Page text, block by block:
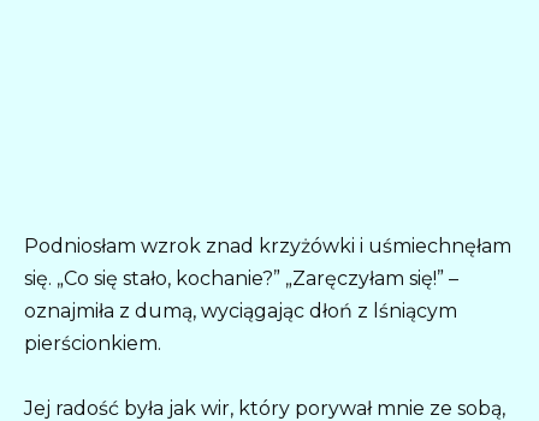
Podniosłam wzrok znad krzyżówki i uśmiechnęłam
się. „Co się stało, kochanie?” „Zaręczyłam się!” –
oznajmiła z dumą, wyciągając dłoń z lśniącym
pierścionkiem.
Jej radość była jak wir, który porywał mnie ze sobą,